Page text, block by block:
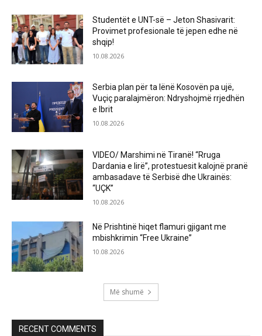
Studentët e UNT-së – Jeton Shasivarit:
Provimet profesionale të jepen edhe në
shqip!
10.08.2026
Serbia plan për ta lënë Kosovën pa ujë,
Vuçiç paralajmëron: Ndryshojmë rrjedhën
e Ibrit
10.08.2026
VIDEO/ Marshimi në Tiranë! “Rruga
Dardania e lirë”, protestuesit kalojnë pranë
ambasadave të Serbisë dhe Ukrainës:
“UÇK”
10.08.2026
Në Prishtinë hiqet flamuri gjigant me
mbishkrimin “Free Ukraine”
10.08.2026
Më shumë
RECENT COMMENTS